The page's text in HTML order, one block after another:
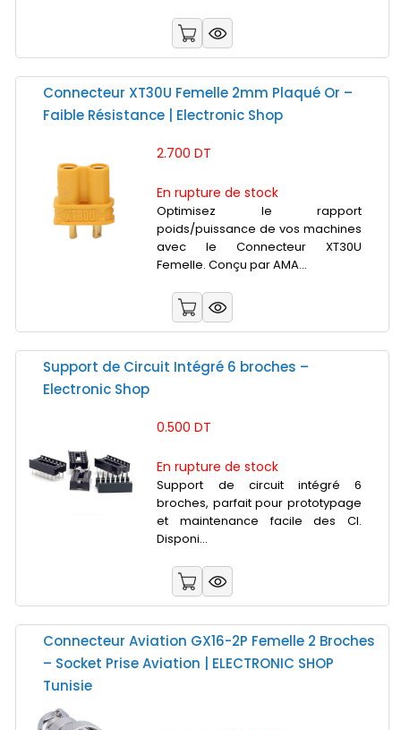
Connecteur XT30U Femelle 2mm Plaqué Or –
Faible Résistance | Electronic Shop
2.700 DT
En rupture de stock
Optimisez le rapport
poids/puissance de vos machines
avec le Connecteur XT30U
Femelle. Conçu par AMA...
Support de Circuit Intégré 6 broches –
Electronic Shop
0.500 DT
En rupture de stock
Support de circuit intégré 6
broches, parfait pour prototypage
et maintenance facile des CI.
Disponi...
Connecteur Aviation GX16-2P Femelle 2 Broches
– Socket Prise Aviation | ELECTRONIC SHOP
Tunisie